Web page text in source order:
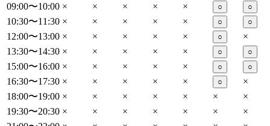
09:00〜10:00 × × × × × ○ ○
10:30〜11:30 × × × × × ○ ○
12:00〜13:00 × × × × × ○
×
13:30〜14:30 × × × × × ○ ○
15:00〜16:00 × × × × × ○ ○
16:30〜17:30 × × × × × ○
×
18:00〜19:00 × × × × × ×
×
19:30〜20:30 × × × × × ×
×